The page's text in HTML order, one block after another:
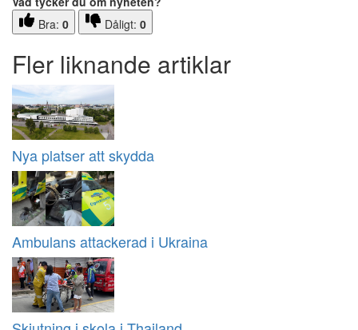
Bra: 0 Dåligt: 0
Fler liknande artiklar
Nya platser att skydda
Ambulans attackerad i Ukraina